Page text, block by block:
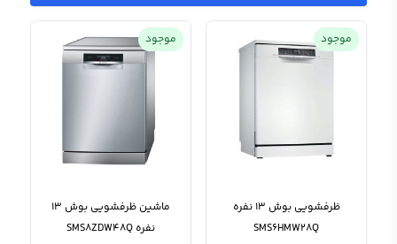
موجود
ظرفشویی بوش 13 نفره
SMS6HMW28Q
موجود
ماشین ظرفشویی بوش 13
نفره SMS8ZDW48Q